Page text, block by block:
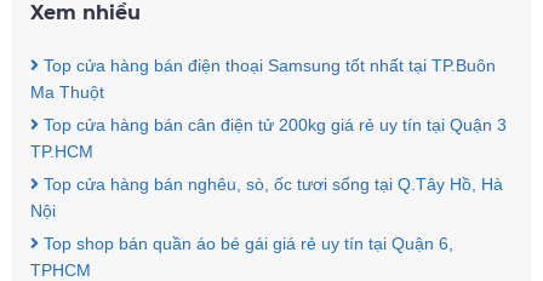
Xem nhiều
Top cửa hàng bán điện thoại Samsung tốt nhất tại TP.Buôn
Ma Thuột
Top cửa hàng bán cân điện tử 200kg giá rẻ uy tín tại Quận 3
TP.HCM
Top cửa hàng bán nghêu, sò, ốc tươi sống tại Q.Tây Hồ, Hà
Nội
Top shop bán quần áo bé gái giá rẻ uy tín tại Quận 6,
TPHCM